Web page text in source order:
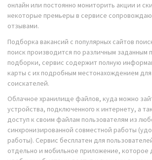
онлайн или постоянно мониторить акции и
некоторые премьеры в сервисе
отзывами.
Подборка вакансий с популярных сайтов
поиск производится по различным заданным
подборки, сервис содержит полную
карты с их подробным местонахождением
соискателей.
Облачное хранилище файлов, куда можно
устройства, подключенного к интернету, а
доступ к своим файлам пользователям из
синхронизированной совместной работы
работы). Сервис бесплатен для
отдельно и мобильное приложение, которое